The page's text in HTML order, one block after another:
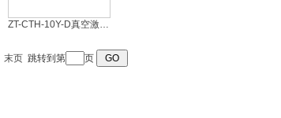
ZT-CTH-10Y-D真空激励试验装置
末页跳转到第 页